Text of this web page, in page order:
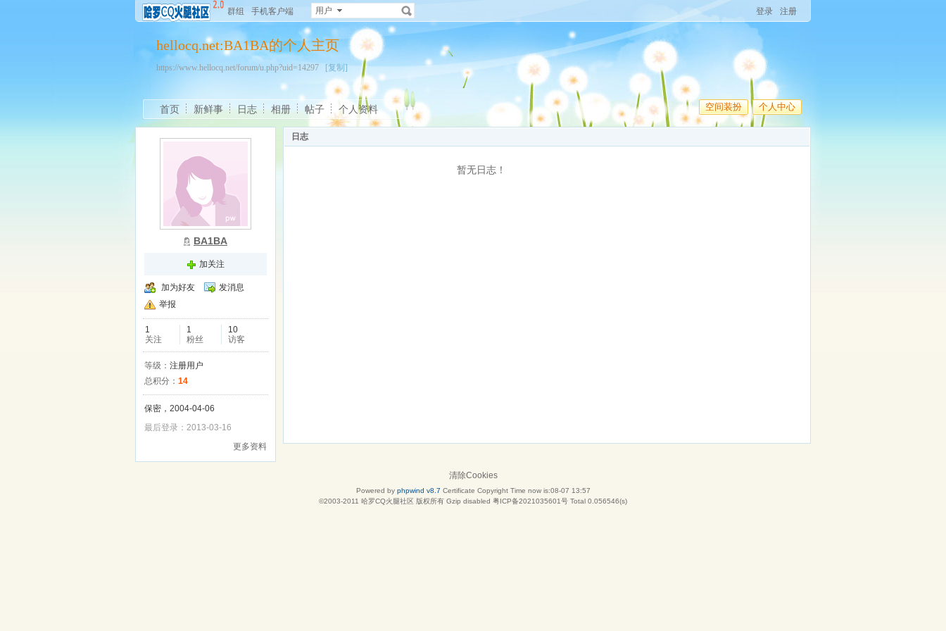
群组 手机客户端 用户 登录 注册
hellocq.net:BA1BA的个人主页
https://www.hellocq.net/forum/u.php?uid=14297 [复制]
空间装扮 个人中心
首页 新鲜事 日志 相册 帖子 个人资料
BA1BA
加关注
加为好友
发消息
举报
1
关注
1
粉丝
10
访客
等级： 注册用户
总积分： 14
保密，2004-04-06
最后登录：2013-03-16
更多资料
日志
暂无日志！
清除Cookies
Powered by phpwind v8.7 Certificate Copyright Time now is:08-07 13:57
©2003-2011 哈罗CQ火腿社区 版权所有 Gzip disabled 粤ICP备2021035601号 Total 0.056546(s)